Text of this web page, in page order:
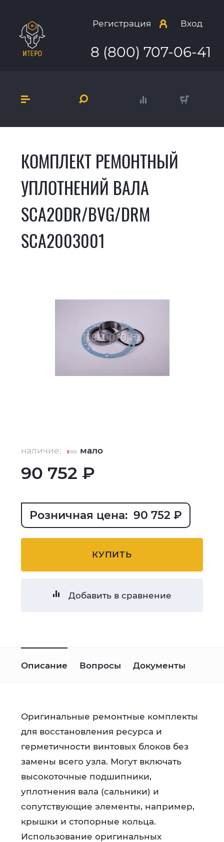
Регистрация Вход
8 (800) 707-06-41
КОМПЛЕКТ РЕМОНТНЫЙ
УПЛОТНЕНИЙ ВАЛА
SCA20DR/BVG/DRM
SCA2003001
наличие: мало
90 752 ₽
Розничная цена: 90 752 ₽
КУПИТЬ
Добавить в сравнение
Описание Вопросы Документы
Оригинальные ремонтные комплекты
для восстановления ресурса и
герметичности винтовых блоков без
замены всего узла. Могут включать
высокоточные подшипники,
уплотнения вала (сальники) и
сопутствующие элементы, например,
крышки и стопорные кольца.
Использование оригинальных